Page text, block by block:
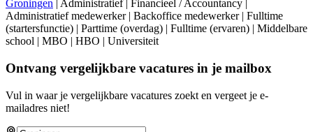
Groningen | Administratief | Financieel / Accountancy |
Administratief medewerker | Backoffice medewerker | Fulltime
(startersfunctie) | Parttime (overdag) | Fulltime (ervaren) | Middelbare
school | MBO | HBO | Universiteit
Ontvang vergelijkbare vacatures in je mailbox
Vul in waar je vergelijkbare vacatures zoekt en vergeet je e-
mailadres niet!